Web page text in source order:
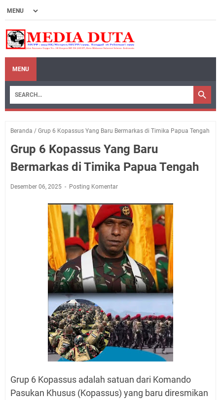
MENU
Beranda / Grup 6 Kopassus Yang Baru Bermarkas di Timika Papua Tengah
Grup 6 Kopassus Yang Baru
Bermarkas di Timika Papua Tengah
Desember 06, 2025 Posting Komentar
Grup 6 Kopassus adalah satuan dari Komando
Pasukan Khusus (Kopassus) yang baru diresmikan